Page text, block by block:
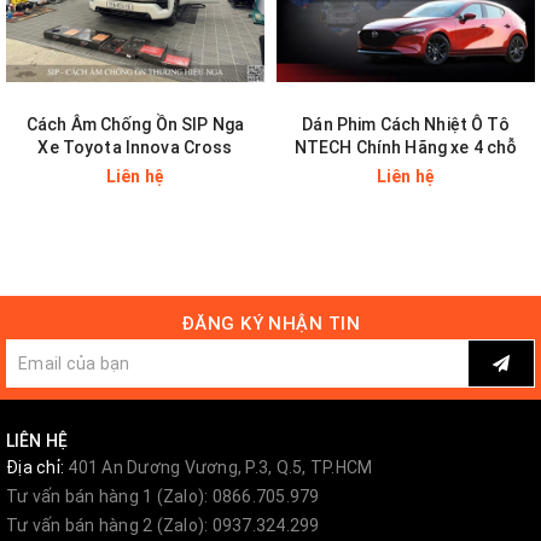
3. Những lợi ích từ việc sơn phủ gầm
Chống gỉ sét - chống ăn mòn hiệu quả
Ngăn rỉ sét, mục gầm là tác dụng quan trọng và nổi bật nhất
Lớp giáp ngăn chặn tác động trực tiếp của các tác nhân có hại với
bề mặt. Đồng thời trám phủ kín các vết nứt, khe hở, khớp nối, múi
hàn.
Cách Âm Chống Ồn SIP Nga
Xe Toyota Innova Cross
Liên hệ
Dán Phim Cách Nhiệt Ô Tô
NTECH Chính Hãng xe 4 chỗ
Liên hệ
ĐĂNG KÝ NHẬN TIN
LIÊN HỆ
Địa chỉ: 401 An Dương Vương, P.3, Q.5, TP.HCM
Tư vấn bán hàng 1 (Zalo): 0866.705.979
Tư vấn bán hàng 2 (Zalo): 0937.324.299